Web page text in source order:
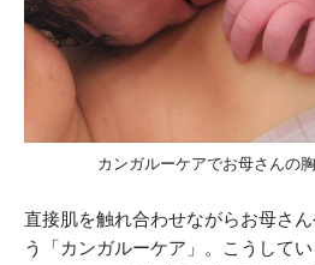
カンガルーケアでお母さんの
直接肌を触れ合わせながらお母さ
う「カンガルーケア」。こうして